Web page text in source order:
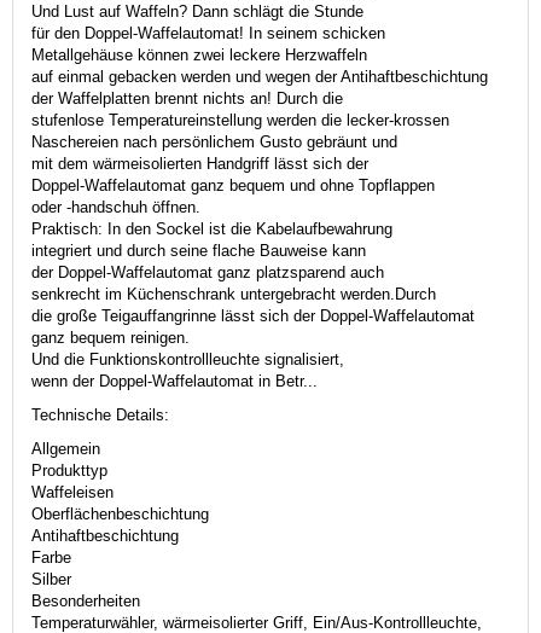
Und Lust auf Waffeln? Dann schlägt die Stunde
für den Doppel-Waffelautomat! In seinem schicken
Metallgehäuse können zwei leckere Herzwaffeln
auf einmal gebacken werden und wegen der Antihaftbeschichtung
der Waffelplatten brennt nichts an! Durch die
stufenlose Temperatureinstellung werden die lecker-krossen
Naschereien nach persönlichem Gusto gebräunt und
mit dem wärmeisolierten Handgriff lässt sich der
Doppel-Waffelautomat ganz bequem und ohne Topflappen
oder -handschuh öffnen.
Praktisch: In den Sockel ist die Kabelaufbewahrung
integriert und durch seine flache Bauweise kann
der Doppel-Waffelautomat ganz platzsparend auch
senkrecht im Küchenschrank untergebracht werden.Durch
die große Teigauffangrinne lässt sich der Doppel-Waffelautomat
ganz bequem reinigen.
Und die Funktionskontrollleuchte signalisiert,
wenn der Doppel-Waffelautomat in Betr...
Technische Details:
Allgemein
Produkttyp
Waffeleisen
Oberflächenbeschichtung
Antihaftbeschichtung
Farbe
Silber
Besonderheiten
Temperaturwähler, wärmeisolierter Griff, Ein/Aus-Kontrollleuchte,